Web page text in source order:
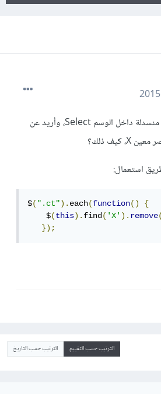
لدي في ملف html قائمة منسدلة داخل الوسم Select، وأريد عن
استعمال:
$(".ct").each(function()
{
    $
(this).find('X').remove
});
الترتيب حسب التقييم الترتيب حسب التاريخ